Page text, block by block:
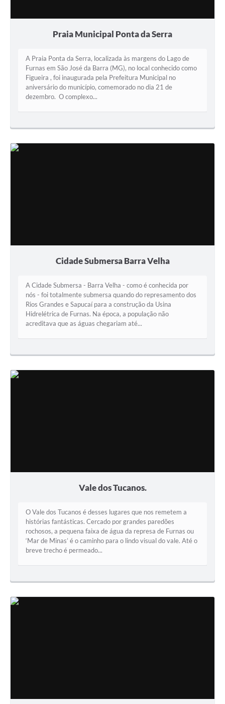
Praia Municipal Ponta da Serra
A Praia Ponta da Serra, localizada às margens do Lago de
Furnas em São José da Barra (MG), no local conhecido como
Figueira , foi inaugurada pela Prefeitura Municipal no
aniversário do município, comemorado no dia 21 de
dezembro. O complexo...
Cidade Submersa Barra Velha
A Cidade Submersa - Barra Velha - como é conhecida por
nós - foi totalmente submersa quando do represamento dos
Rios Grandes e Sapucaí para a construção da Usina
Hidrelétrica de Furnas. Na época, a população não
acreditava que as águas chegariam até...
Vale dos Tucanos.
O Vale dos Tucanos é desses lugares que nos remetem a
histórias fantásticas. Cercado por grandes paredões
rochosos, a pequena faixa de água da represa de Furnas ou
‘Mar de Minas’ é o caminho para o lindo visual do vale. Até o
breve trecho é permeado...